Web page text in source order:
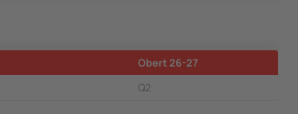
Obert 26-27
Q2